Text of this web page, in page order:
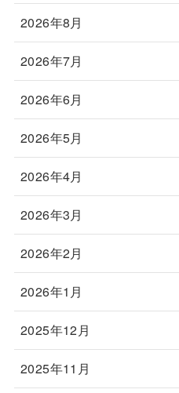
2026年8月
2026年7月
2026年6月
2026年5月
2026年4月
2026年3月
2026年2月
2026年1月
2025年12月
2025年11月